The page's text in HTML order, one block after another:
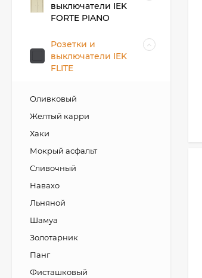
выключатели IEK
FORTE PIANO
Розетки и
выключатели IEK
FLITE
Оливковый
Желтый карри
Хаки
Мокрый асфальт
Сливочный
Навахо
Льняной
Шамуа
Золотарник
Панг
Фисташковый